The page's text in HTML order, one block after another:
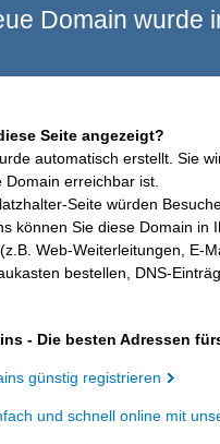
Domain wurde
Seite angezeigt?
automatisch erstellt. Sie
erreichbar ist.
Seite würden
können Sie diese Domain in
Web-Weiterleitungen, E-
bestellen, DNS-
- Die besten Adressen
günstig registrieren
und schnell online mit